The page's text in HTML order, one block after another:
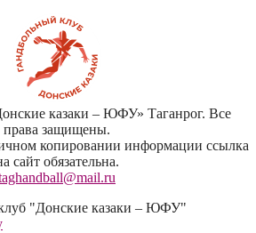
казаки – ЮФУ» Таганрог. Все
права защищены.
копировании информации ссылка
сайт обязательна.
"Донские казаки – ЮФУ"